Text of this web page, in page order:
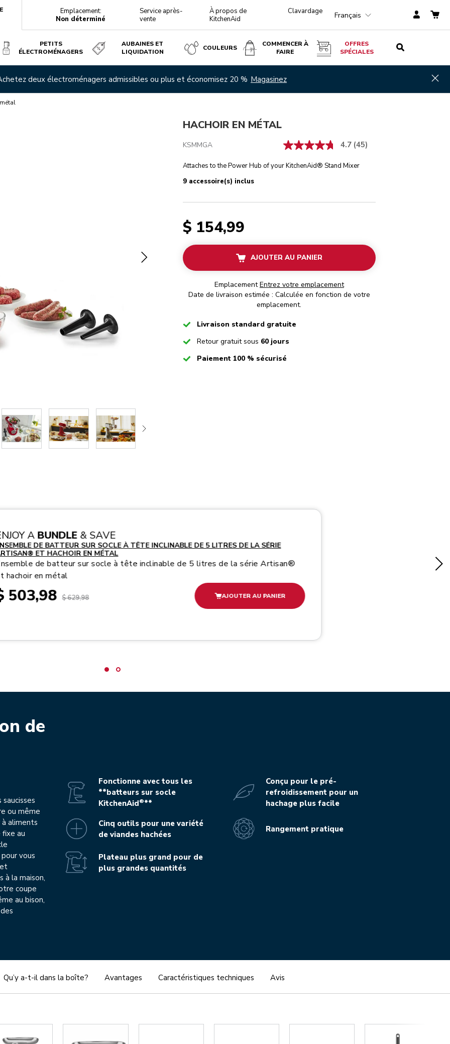
Emplacement:
Non déterminé
Service après-
vente
À propos de
KitchenAid
Clavardage Français
PETITS
ÉLECTROMÉNAGERS
AUBAINES ET
LIQUIDATION
COULEURS
COMMENCER À
FAIRE
OFFRES
SPÉCIALES
deux électroménagers admissibles ou plus et économisez 20 % Magasinez
techniques Avis
HACHOIR EN MÉTAL
KSMMGA 4.7 (45)
Attaches to the Power Hub of your KitchenAid® Stand Mixer
9 accessoire(s) inclus
$ 154,99
AJOUTER AU PANIER
Emplacement Entrez votre emplacement
Date de livraison estimée : Calculée en fonction de votre
emplacement.
CheckedLivraison standard gratuite
CheckedRetour gratuit sous 60 jours
CheckedPaiement 100 % sécurisé
A BUNDLE & SAVE
DE BATTEUR SUR SOCLE À TÊTE INCLINABLE DE 5 LITRES DE LA SÉRIE
ET HACHOIR EN MÉTAL
de batteur sur socle à tête inclinable de 5 litres de la série Artisan®
hachoir en métal
503,98 $ 629,98 AJOUTER AU PANIER
de
ou même
aliments
fixe au
vous
à la maison,
coupe
au bison,
Fonctionne avec tous les
**batteurs sur socle
KitchenAid®**
Cinq outils pour une variété
de viandes hachées
Plateau plus grand pour de
plus grandes quantités
Conçu pour le pré-
refroidissement pour un
hachage plus facile
Rangement pratique
Qu’y a-t-il dans la boîte? Avantages Caractéristiques techniques Avis